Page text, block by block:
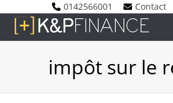
content
0142566001 Contact
Open
menu
Close
menuimpôt sur le